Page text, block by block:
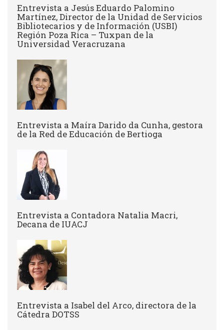
Entrevista a Jesús Eduardo Palomino
Martínez, Director de la Unidad de Servicios
Bibliotecarios y de Información (USBI)
Región Poza Rica – Tuxpan de la
Universidad Veracruzana
Entrevista a ​Maíra Darido da Cunha, gestora
de la Red de Educación de Bertioga
Entrevista a Contadora Natalia Macri,
Decana de IUACJ
Entrevista a Isabel del Arco, directora de la
Cátedra DOTSS